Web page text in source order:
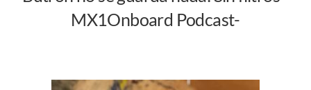
MX1Onboard Podcast-